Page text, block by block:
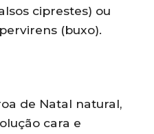
ciprestes) ou
(buxo).
de Natal natural,
cara e